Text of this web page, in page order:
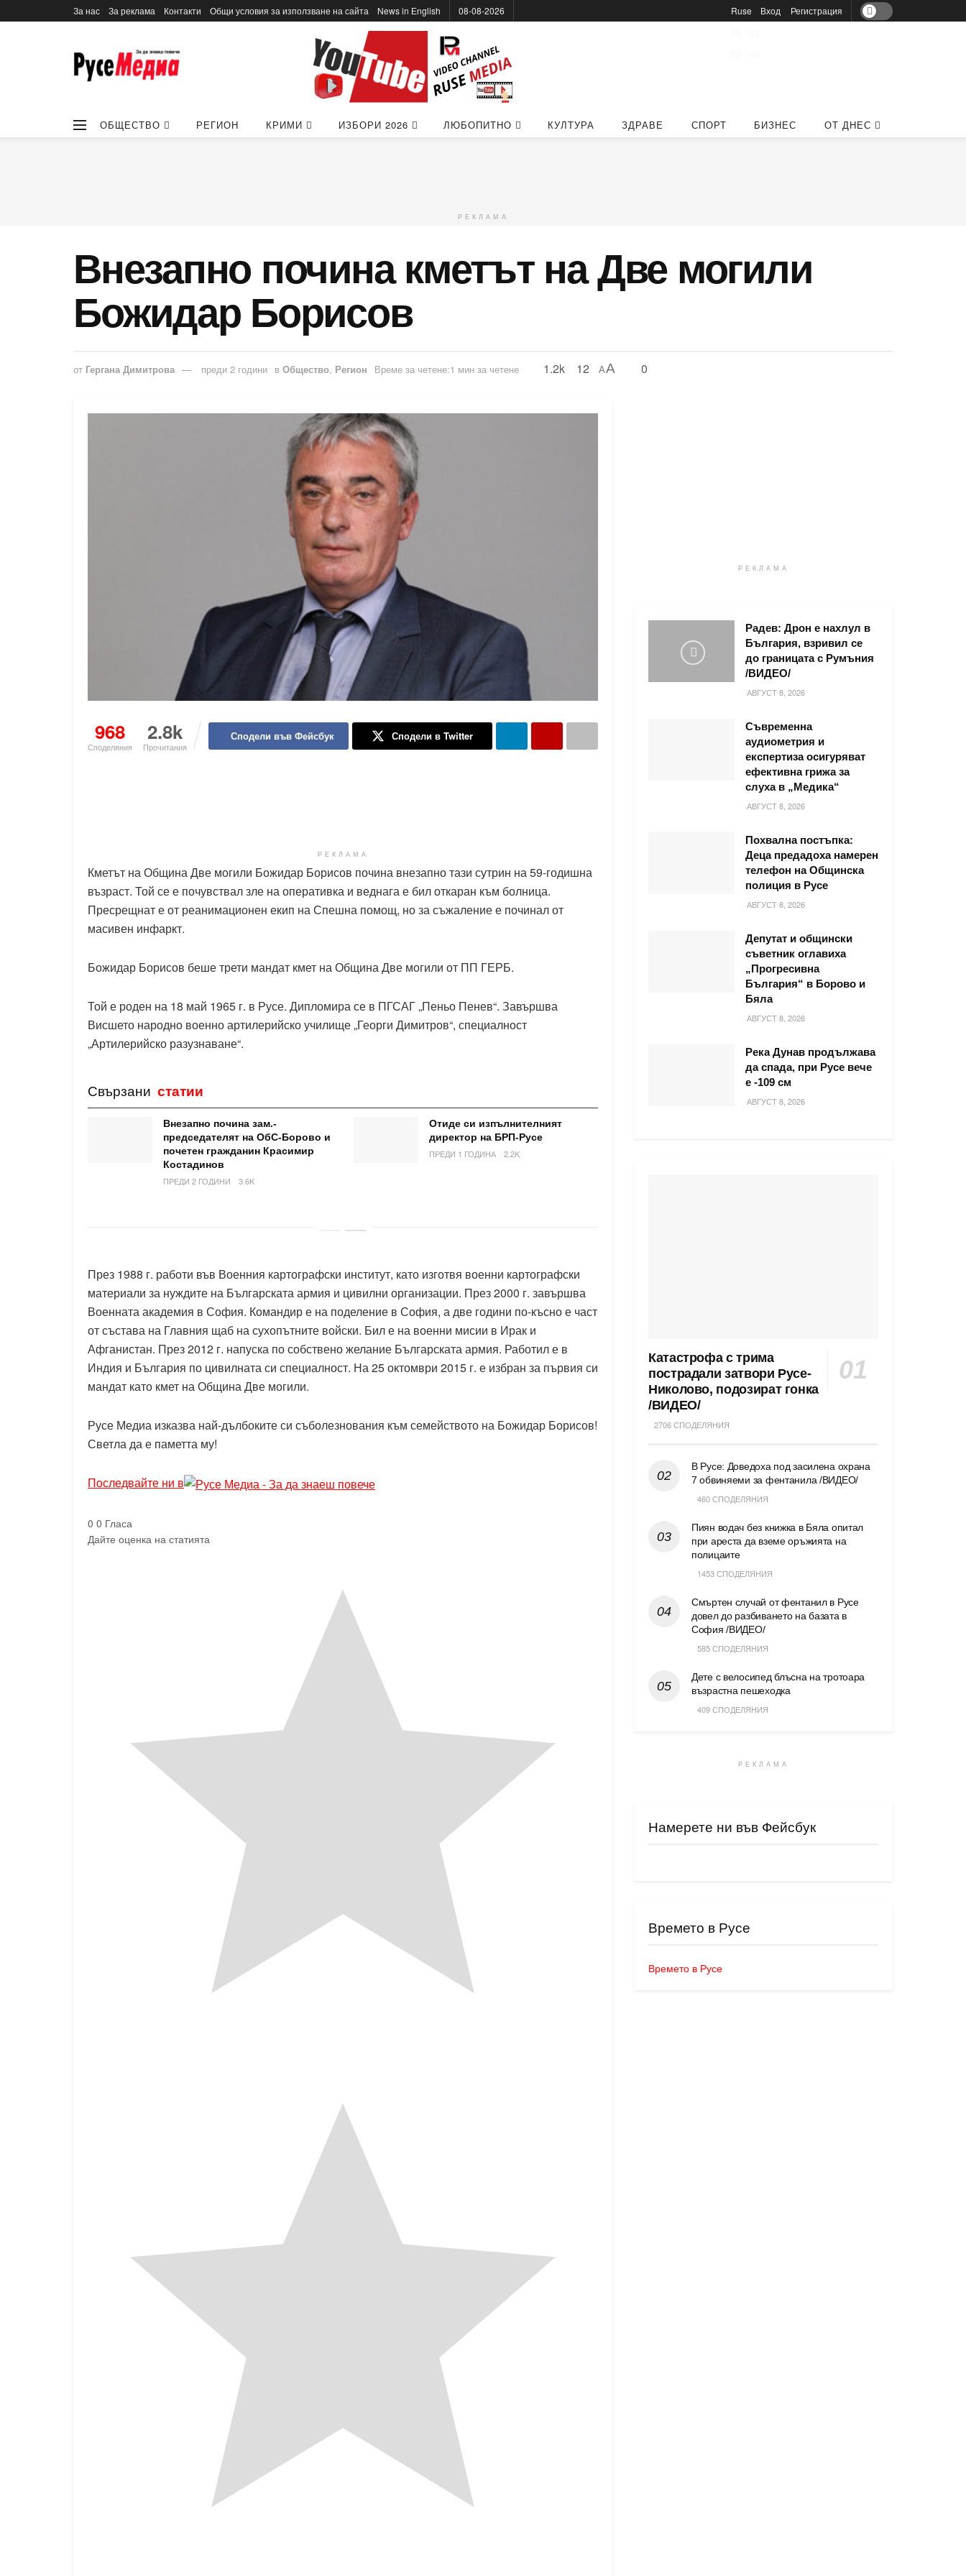
За нас За реклама Контакти Общи условия за използване на сайта News in Еnglish 08-08-2026
Ruse
Вход Регистрация
ОБЩЕСТВО РЕГИОН КРИМИ ИЗБОРИ 2026 ЛЮБОПИТНО КУЛТУРА ЗДРАВЕ СПОРТ БИЗНЕС ОТ ДНЕС
РЕКЛАМА
Внезапно почина кметът на Две могили
Божидар Борисов
от Гергана Димитрова преди 2 години в Общество, Регион Време за четене:1 мин за четене 1.2k 12 AA 0
968
Споделяния
2.8k
Прочитания
Сподели във Фейсбук Сподели в Twitter
РЕКЛАМА
Кметът на Община Две могили Божидар Борисов почина внезапно тази сутрин на 59-годишна
възраст. Той се е почувствал зле на оперативка и веднага е бил откаран към болница.
Пресрещнат е от реанимационен екип на Спешна помощ, но за съжаление е починал от
масивен инфаркт.
Божидар Борисов беше трети мандат кмет на Община Две могили от ПП ГЕРБ.
Той е роден на 18 май 1965 г. в Русе. Дипломира се в ПГСАГ „Пеньо Пенев“. Завършва
Висшето народно военно артилерийско училище „Георги Димитров“, специалност
„Артилерийско разузнаване“.
Свързани статии
Внезапно почина зам.-
председателят на ОбС-Борово и
почетен гражданин Красимир
Костадинов
ПРЕДИ 2 ГОДИНИ
3.6K
Отиде си изпълнителният
директор на БРП-Русе
ПРЕДИ 1 ГОДИНА
2.2K
През 1988 г. работи във Военния картографски институт, като изготвя военни картографски
материали за нуждите на Българската армия и цивилни организации. През 2000 г. завършва
Военната академия в София. Командир е на поделение в София, а две години по-късно е част
от състава на Главния щаб на сухопътните войски. Бил е на военни мисии в Ирак и
Афганистан. През 2012 г. напуска по собствено желание Българската армия. Работил е в
Индия и България по цивилната си специалност. На 25 октомври 2015 г. е избран за първия си
мандат като кмет на Община Две могили.
Русе Медиа изказва най-дълбоките си съболезнования към семейството на Божидар Борисов!
Светла да е паметта му!
Последвайте ни в
0 0 Гласа
Дайте оценка на статията
РЕКЛАМА
Радев: Дрон е нахлул в
България, взривил се
до границата с Румъния
/ВИДЕО/
АВГУСТ 8, 2026
Съвременна
аудиометрия и
експертиза осигуряват
ефективна грижа за
слуха в „Медика“
АВГУСТ 8, 2026
Похвална постъпка:
Деца предадоха намерен
телефон на Общинска
полиция в Русе
АВГУСТ 8, 2026
Депутат и общински
съветник оглавиха
„Прогресивна
България“ в Борово и
Бяла
АВГУСТ 8, 2026
Река Дунав продължава
да спада, при Русе вече
е -109 см
АВГУСТ 8, 2026
Катастрофа с трима
пострадали затвори Русе-
Николово, подозират гонка
/ВИДЕО/
2706 СПОДЕЛЯНИЯ
В Русе: Доведоха под засилена охрана
7 обвиняеми за фентанила /ВИДЕО/
460 СПОДЕЛЯНИЯ
Пиян водач без книжка в Бяла опитал
при ареста да вземе оръжията на
полицаите
1453 СПОДЕЛЯНИЯ
Смъртен случай от фентанил в Русе
довел до разбиването на базата в
София /ВИДЕО/
585 СПОДЕЛЯНИЯ
Дете с велосипед блъсна на тротоара
възрастна пешеходка
409 СПОДЕЛЯНИЯ
РЕКЛАМА
Намерете ни във Фейсбук
Времето в Русе
Времето в Русе